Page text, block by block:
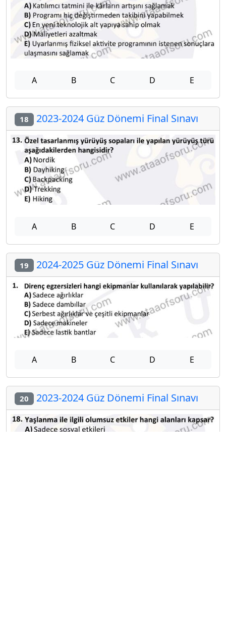
A B C D E
18 2023-2024 Güz Dönemi Final Sınavı
A B C D E
19 2024-2025 Güz Dönemi Final Sınavı
A B C D E
20 2023-2024 Güz Dönemi Final Sınavı